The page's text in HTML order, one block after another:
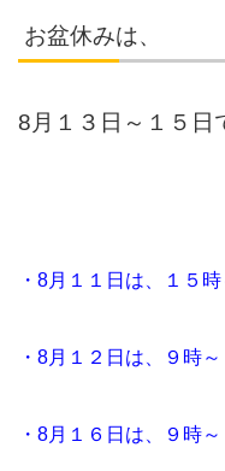
お盆休みは、
8月１３日～１５日
・8月１１日は、１５
・8月１２日は、９時
・8月１６日は、９時